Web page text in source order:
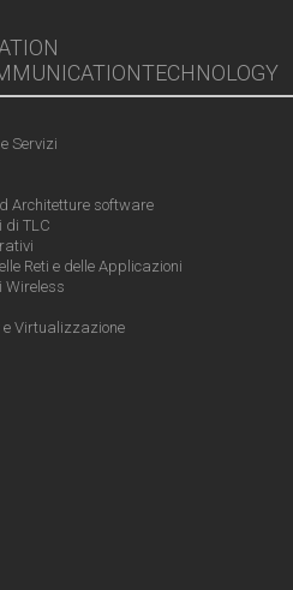
Servizi
Architetture software
di TLC
Reti e delle Applicazioni
Wireless
e Virtualizzazione